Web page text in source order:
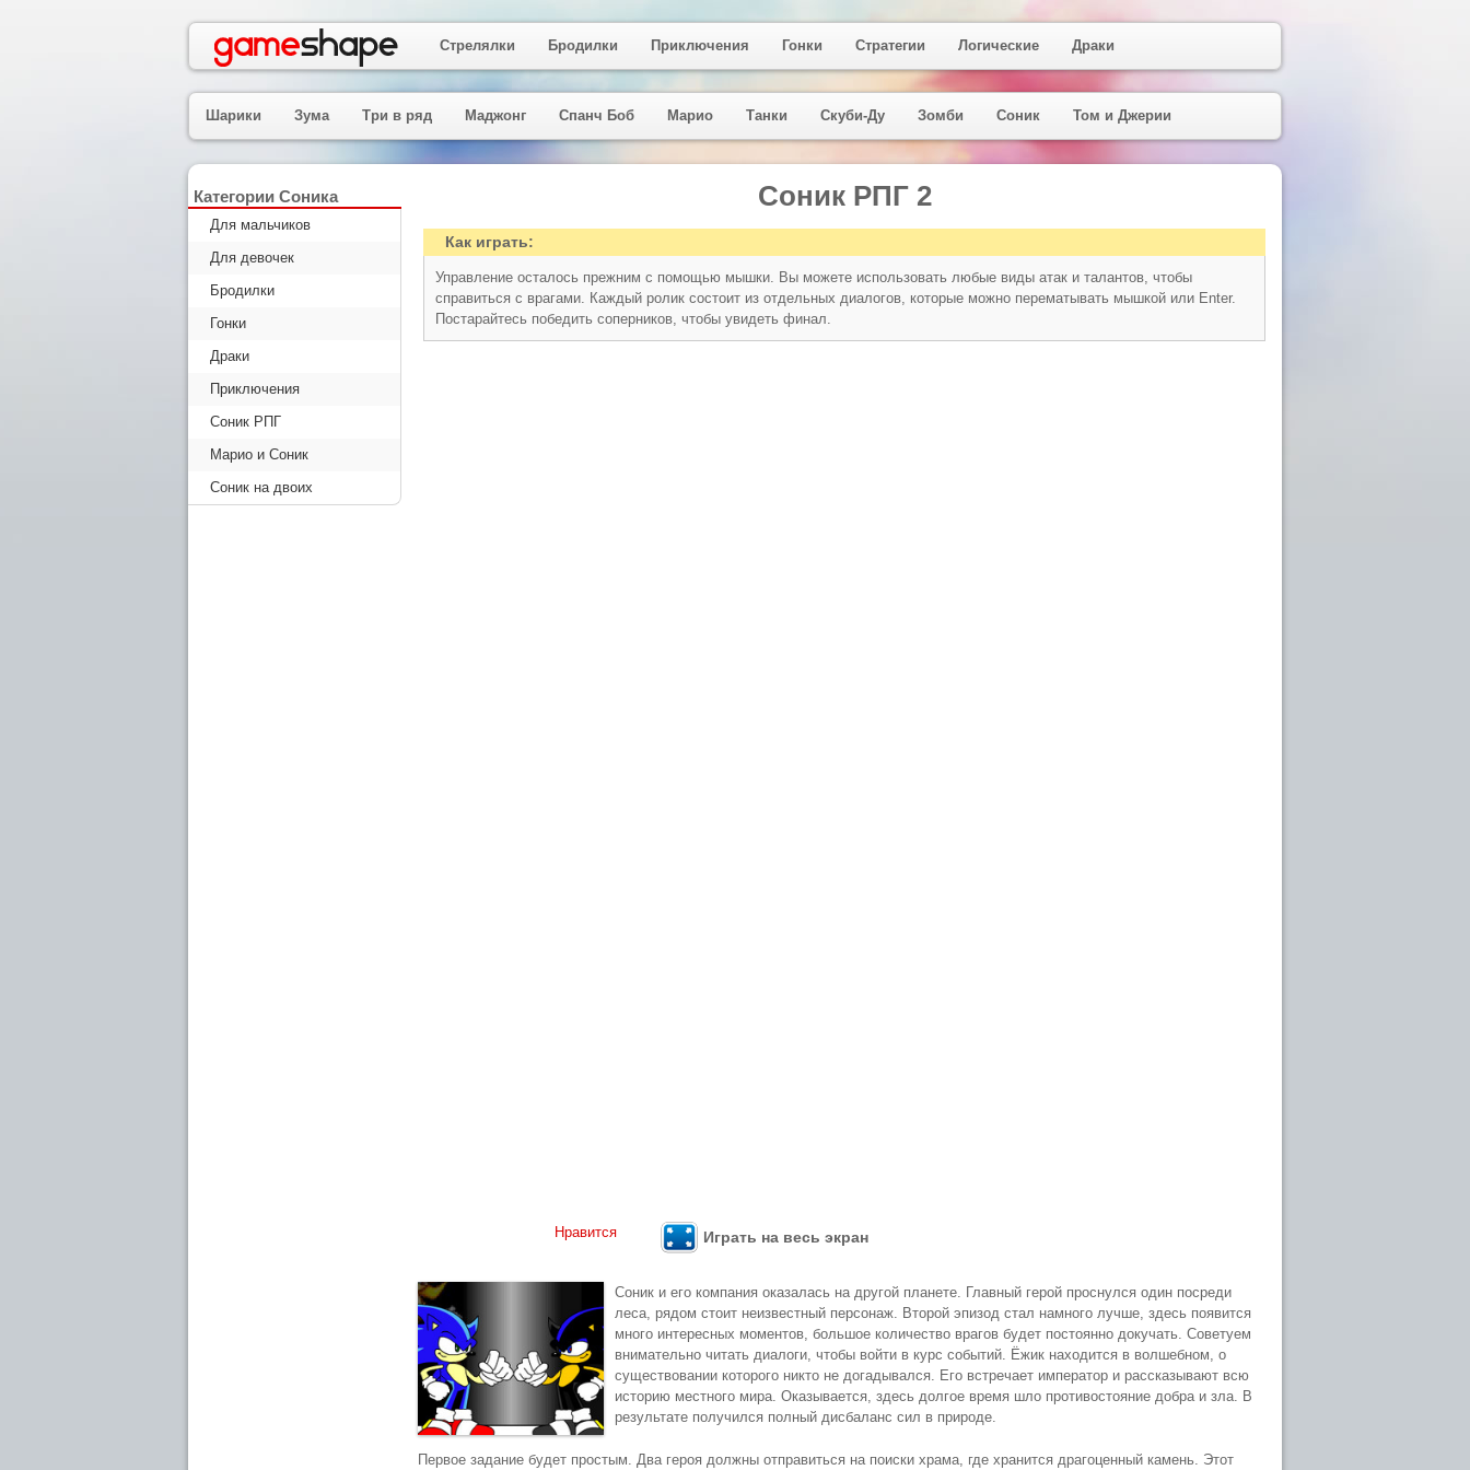
Соник РПГ 2
Как играть:
Управление осталось прежним с помощью мышки. Вы можете использовать любые виды атак и талантов, чтобы
справиться с врагами. Каждый ролик состоит из отдельных диалогов, которые можно перематывать мышкой или Enter.
Постарайтесь победить соперников, чтобы увидеть финал.
Нравится Играть на весь экран
Соник и его компания оказалась на другой планете. Главный герой проснулся один посреди
леса, рядом стоит неизвестный персонаж. Второй эпизод стал намного лучше, здесь появится
много интересных моментов, большое количество врагов будет постоянно докучать. Советуем
внимательно читать диалоги, чтобы войти в курс событий. Ёжик находится в волшебном, о
существовании которого никто не догадывался. Его встречает император и рассказывают всю
историю местного мира. Оказывается, здесь долгое время шло противостояние добра и зла. В
результате получился полный дисбаланс сил в природе.
Первое задание будет простым. Два героя должны отправиться на поиски храма, где хранится драгоценный камень. Этот
Категории Соника
Для мальчиков
Для девочек
Бродилки
Гонки
Драки
Приключения
Соник РПГ
Марио и Соник
Соник на двоих
Стрелялки Бродилки Приключения Гонки Стратегии Логические Драки
Шарики Зума Три в ряд Маджонг Спанч Боб Марио Танки Скуби-Ду Зомби Соник Том и Джерии